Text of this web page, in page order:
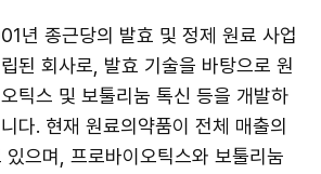
년 종근당의 발효 및 정제 원료 사업
된 회사로, 발효 기술을 바탕으로 원
틱스 및 보툴리눔 톡신 등을 개발하
다. 현재 원료의약품이 전체 매출의
으며, 프로바이오틱스와 보툴리눔